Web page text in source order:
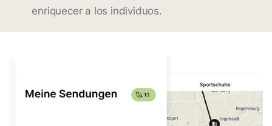
enriquecer a los individuos.